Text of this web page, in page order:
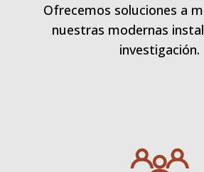
Ofrecemos soluciones a
nuestras modernas
investigación.